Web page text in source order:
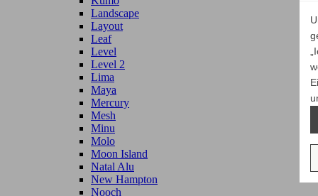
Landscape
Layout
Leaf
Level
Level 2
Lima
Maya
Mercury
Mesh
Minu
Molo
Moon Island
Natal Alu
New Hampton
Nooch